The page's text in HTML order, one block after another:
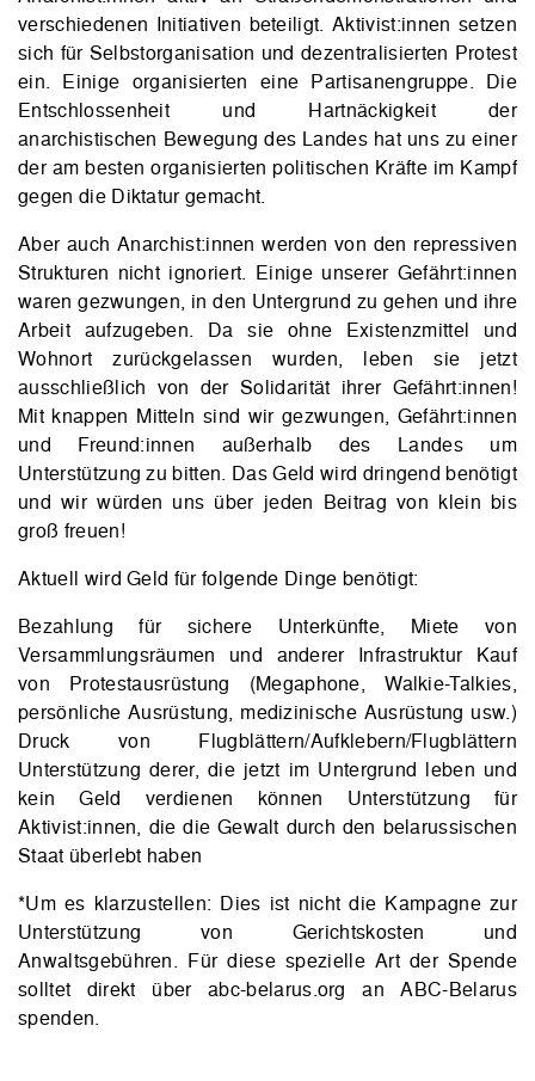
verschiedenen Initiativen beteiligt. Aktivist:innen setzen
sich für Selbstorganisation und dezentralisierten Protest
ein. Einige organisierten eine Partisanengruppe. Die
Entschlossenheit und Hartnäckigkeit der
anarchistischen Bewegung des Landes hat uns zu einer
der am besten organisierten politischen Kräfte im Kampf
gegen die Diktatur gemacht.
Aber auch Anarchist:innen werden von den repressiven
Strukturen nicht ignoriert. Einige unserer Gefährt:innen
waren gezwungen, in den Untergrund zu gehen und ihre
Arbeit aufzugeben. Da sie ohne Existenzmittel und
Wohnort zurückgelassen wurden, leben sie jetzt
ausschließlich von der Solidarität ihrer Gefährt:innen!
Mit knappen Mitteln sind wir gezwungen, Gefährt:innen
und Freund:innen außerhalb des Landes um
Unterstützung zu bitten. Das Geld wird dringend benötigt
und wir würden uns über jeden Beitrag von klein bis
groß freuen!
Aktuell wird Geld für folgende Dinge benötigt:
Bezahlung für sichere Unterkünfte, Miete von
Versammlungsräumen und anderer Infrastruktur Kauf
von Protestausrüstung (Megaphone, Walkie-Talkies,
persönliche Ausrüstung, medizinische Ausrüstung usw.)
Druck von Flugblättern/Aufklebern/Flugblättern
Unterstützung derer, die jetzt im Untergrund leben und
kein Geld verdienen können Unterstützung für
Aktivist:innen, die die Gewalt durch den belarussischen
Staat überlebt haben
*Um es klarzustellen: Dies ist nicht die Kampagne zur
Unterstützung von Gerichtskosten und
Anwaltsgebühren. Für diese spezielle Art der Spende
solltet direkt über abc-belarus.org an ABC-Belarus
spenden.